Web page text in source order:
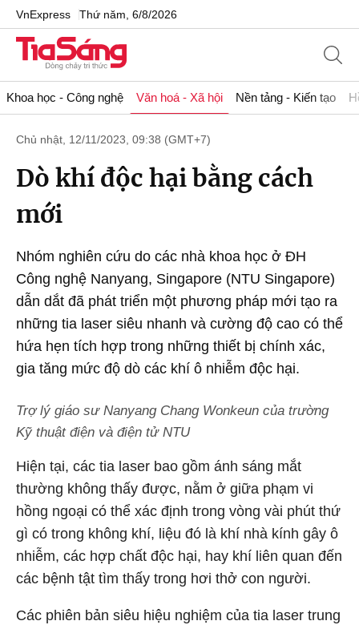
VnExpress Thứ năm, 6/8/2026
Khoa học - Công nghệ Văn hoá - Xã hội Nền tảng - Kiến tạo
Chủ nhật, 12/11/2023, 09:38 (GMT+7)
Dò khí độc hại bằng cách
mới
Nhóm nghiên cứu do các nhà khoa học ở ĐH
Công nghệ Nanyang, Singapore (NTU Singapore)
dẫn dắt đã phát triển một phương pháp mới tạo ra
những tia laser siêu nhanh và cường độ cao có thể
hứa hẹn tích hợp trong những thiết bị chính xác,
gia tăng mức độ dò các khí ô nhiễm độc hại.
Trợ lý giáo sư Nanyang Chang Wonkeun của trường
Kỹ thuật điện và điện tử NTU
Hiện tại, các tia laser bao gồm ánh sáng mắt
thường không thấy được, nằm ở giữa phạm vi
hồng ngoại có thể xác định trong vòng vài phút thứ
gì có trong không khí, liệu đó là khí nhà kính gây ô
nhiễm, các hợp chất độc hại, hay khí liên quan đến
các bệnh tật tìm thấy trong hơi thở con người.
Các phiên bản siêu hiệu nghiệm của tia laser trung